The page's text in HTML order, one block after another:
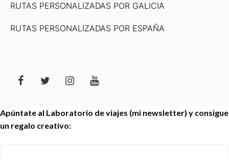
RUTAS PERSONALIZADAS POR GALICIA
RUTAS PERSONALIZADAS POR ESPAÑA
Apúntate al Laboratorio de viajes (mi newsletter) y consigue
un regalo creativo: